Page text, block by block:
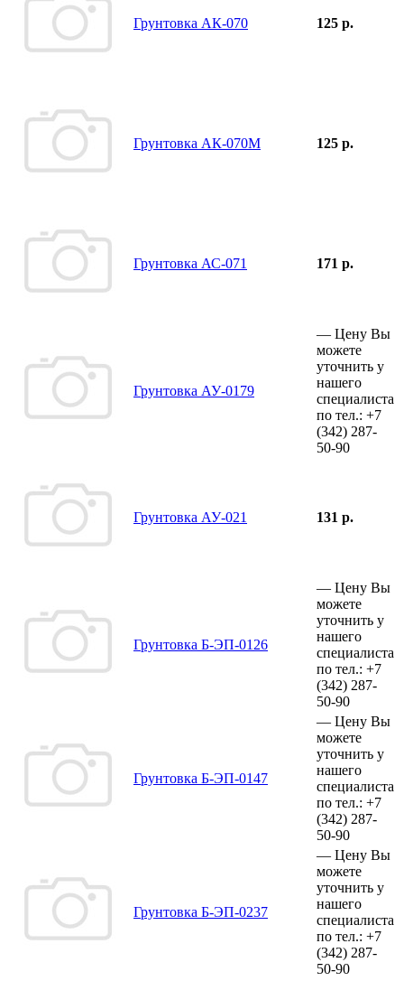
Грунтовка АК-070 125 р.
Грунтовка АК-070М 125 р.
Грунтовка АС-071 171 р.
Грунтовка АУ-0179
— Цену Вы
можете
уточнить у
нашего
специалиста
по тел.: +7
(342) 287-
50-90
Грунтовка АУ-021 131 р.
Грунтовка Б-ЭП-0126
— Цену Вы
можете
уточнить у
нашего
специалиста
по тел.: +7
(342) 287-
50-90
Грунтовка Б-ЭП-0147
— Цену Вы
можете
уточнить у
нашего
специалиста
по тел.: +7
(342) 287-
50-90
Грунтовка Б-ЭП-0237
— Цену Вы
можете
уточнить у
нашего
специалиста
по тел.: +7
(342) 287-
50-90